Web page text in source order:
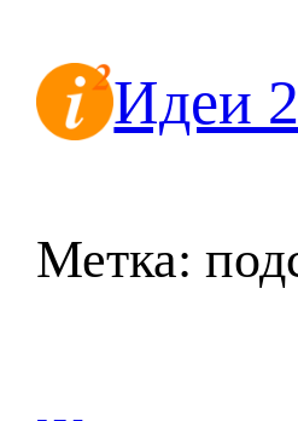
содержимомуИдеи
Метка: